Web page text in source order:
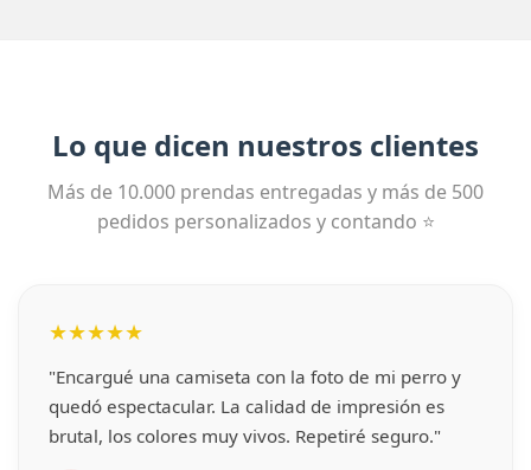
Lo que dicen nuestros clientes
Más de 10.000 prendas entregadas y más de 500
pedidos personalizados y contando ⭐
★★★★★
"Encargué una camiseta con la foto de mi perro y
quedó espectacular. La calidad de impresión es
brutal, los colores muy vivos. Repetiré seguro."